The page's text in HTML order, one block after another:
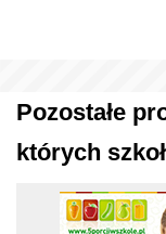
Pozostałe
których